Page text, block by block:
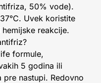
50% vode).
Uvek koristite
reakcije.
formule,
5 godina ili
nastupi. Redovno